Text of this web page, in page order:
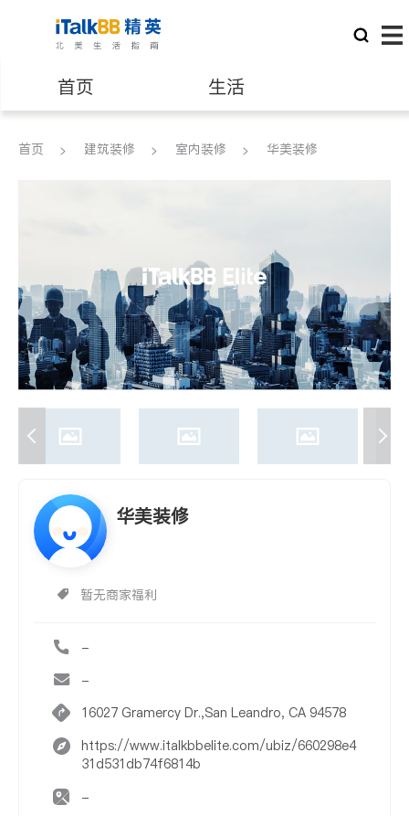
首页 生活
医生 律师
养老 非盈利组织
首页 建筑装修 室内装修 华美装修
华美装修
暂无商家福利
-
-
16027 Gramercy Dr.,San Leandro, CA 94578
https://www.italkbbelite.com/ubiz/660298e4
31d531db74f6814b
-